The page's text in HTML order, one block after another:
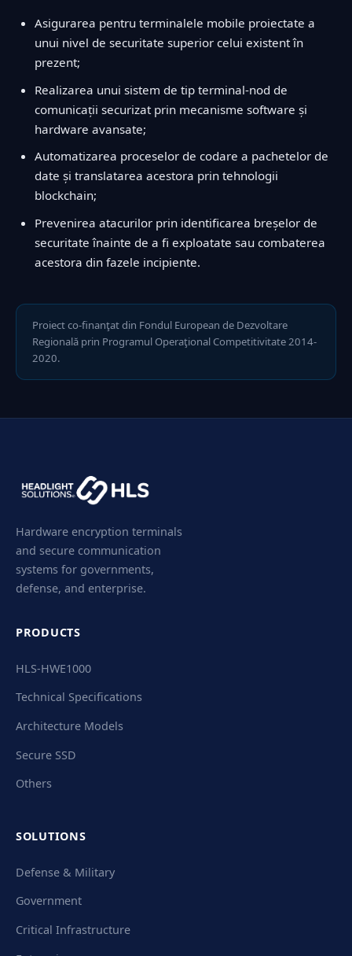
Asigurarea pentru terminalele mobile proiectate a
unui nivel de securitate superior celui existent în
prezent;
Realizarea unui sistem de tip terminal-nod de
comunicații securizat prin mecanisme software și
hardware avansate;
Automatizarea proceselor de codare a pachetelor de
date și translatarea acestora prin tehnologii
blockchain;
Prevenirea atacurilor prin identificarea breșelor de
securitate înainte de a fi exploatate sau combaterea
acestora din fazele incipiente.
Proiect co-finanţat din Fondul European de Dezvoltare
Regională prin Programul Operaţional Competitivitate 2014-
2020.
Hardware encryption terminals
and secure communication
systems for governments,
defense, and enterprise.
PRODUCTS
HLS-HWE1000
Technical Specifications
Architecture Models
Secure SSD
Others
SOLUTIONS
Defense & Military
Government
Critical Infrastructure